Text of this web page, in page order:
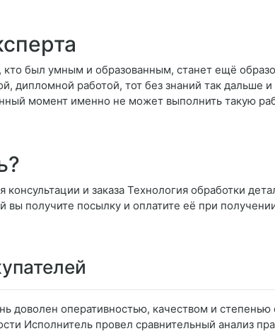
был умным и образованным, станет ещё
дипломной работой, тот без знаний так дальше
момент именно не может выполнить такую
консультации и заказа Технология обработки
вы получите посылку и оплатите её при
доволен оперативностью, качеством и
Исполнитель провел сравнительный анализ